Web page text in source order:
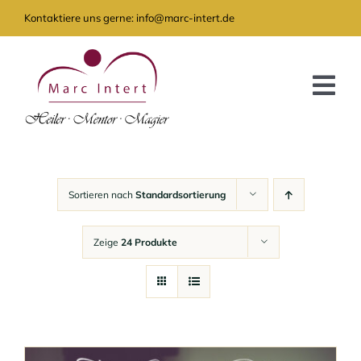
Zum
Inhalt
Kontaktiere uns gerne: info@marc-intert.de
ANGEBOT
SHOP
Sortieren nach Standardsortierung
Zeige 24 Produkte